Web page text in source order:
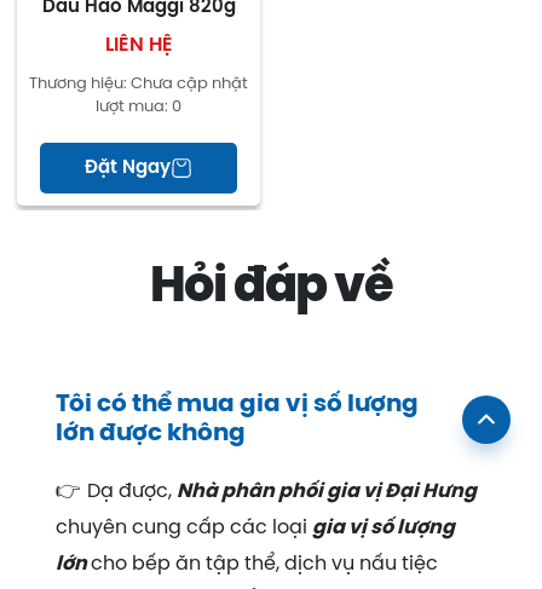
Dầu Hào Maggi 820g
LIÊN HỆ
Thương hiệu: Chưa cập nhật
lượt mua: 0
Đặt Ngay
Hỏi đáp về
Tôi có thể mua gia vị số lượng
lớn được không
👉 Dạ được, Nhà phân phối gia vị Đại Hưng
chuyên cung cấp các loại gia vị số lượng
lớncho bếp ăn tập thể, dịch vụ nấu tiệc